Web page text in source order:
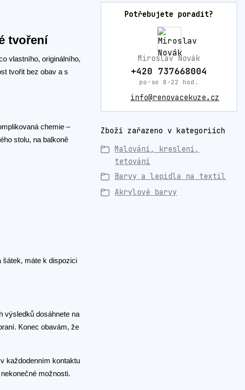
tvoření
vlastního, originálního,
tvořit bez obav a s
chemie –
stolu, na balkoně
šátek, máte k dispozici
výsledků dosáhnete na
Konec obavám, že
každodenním kontaktu
možnosti.
Potřebujete poradit?
Miroslav Novák
+420 737668004
po-so 8-22 hod.
info@renovacekuze.cz
Zboží zařazeno v kategoriích
Malování, kreslení,
tetování
Barvy a lepidla na textil
Akrylové barvy